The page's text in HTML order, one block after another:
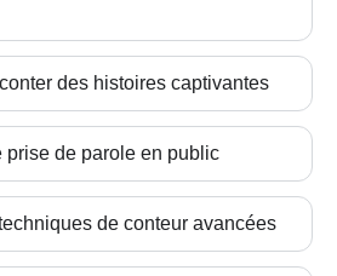
des histoires captivantes
de parole en public
de conteur avancées